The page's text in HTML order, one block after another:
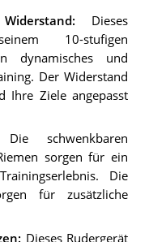
: Dieses
10-stufigen
dynamisches und
Der Widerstand
Ihre Ziele angepasst
Die schwenkbaren
sorgen für ein
Die
für zusätzliche
: Dieses Rudergerät